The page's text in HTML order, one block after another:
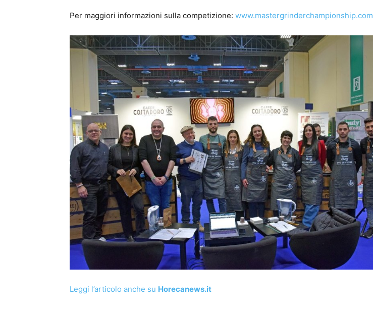
Per maggiori informazioni sulla competizione: www.mastergrinderchampionship.com
Leggi l’articolo anche su Horecanews.it